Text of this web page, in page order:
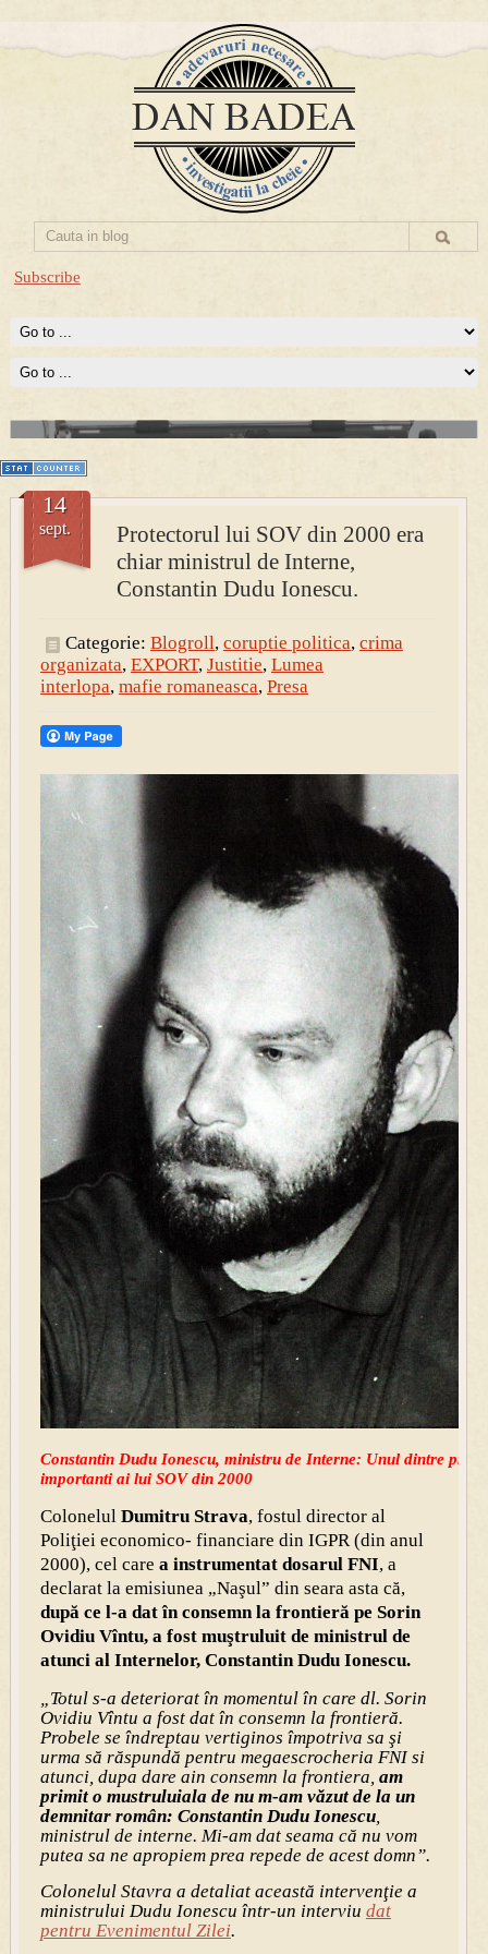
Subscribe
PRESA
Permise pentru vânătoarea de porci în costume, cu gulere albe
Prima mea carte publicata (Nemira)
Averea Presedintelui: prima lucrare despre controversatele
conturi secrete ale Securitatii.
Protectorul lui SOV din 2000 era
chiar ministrul de Interne,
Constantin Dudu Ionescu.
14
sept.
Categorie: Blogroll, coruptie politica, crima
organizata, EXPORT, Justitie, Lumea
interlopa, mafie romaneasca, Presa
Constantin Dudu Ionescu, ministru de Interne: Unul dintre
importanti ai lui SOV din 2000
Colonelul Dumitru Strava, fostul director al
Poliţiei economico- financiare din IGPR (din anul
2000), cel care a instrumentat dosarul FNI, a
declarat la emisiunea „Naşul” din seara asta că,
după ce l-a dat în consemn la frontieră pe Sorin
Ovidiu Vîntu, a fost muştruluit de ministrul de
atunci al Internelor, Constantin Dudu Ionescu.
„Totul s-a deteriorat în momentul în care dl. Sorin
Ovidiu Vîntu a fost dat în consemn la frontieră.
Probele se îndreptau vertiginos împotriva sa şi
urma să răspundă pentru megaescrocheria FNI si
atunci, dupa dare ain consemn la frontiera, am
primit o mustruluiala de nu m-am văzut de la un
demnitar român: Constantin Dudu Ionescu,
ministrul de interne. Mi-am dat seama că nu vom
putea sa ne apropiem prea repede de acest domn”.
Colonelul Stavra a detaliat această intervenţie a
ministrului Dudu Ionescu într-un interviu dat
pentru Evenimentul Zilei.